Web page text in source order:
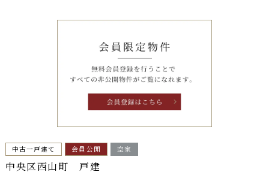
中古一戸建て 会員公開 空家
中央区西山町 戸建